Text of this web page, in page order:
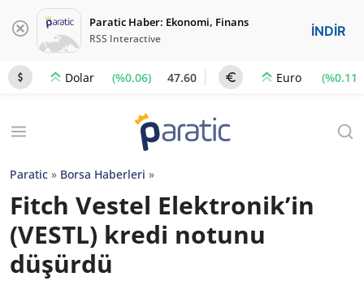
Paratic Haber: Ekonomi, Finans
RSS Interactive İNDİR
Dolar (%0.06) 47.60 Euro (%0.11)
Paratic » Borsa Haberleri »
Fitch Vestel Elektronik’in
(VESTL) kredi notunu
düşürdü